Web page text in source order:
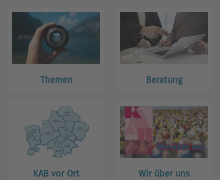
Themen Beratung
KAB vor Ort Wir über uns